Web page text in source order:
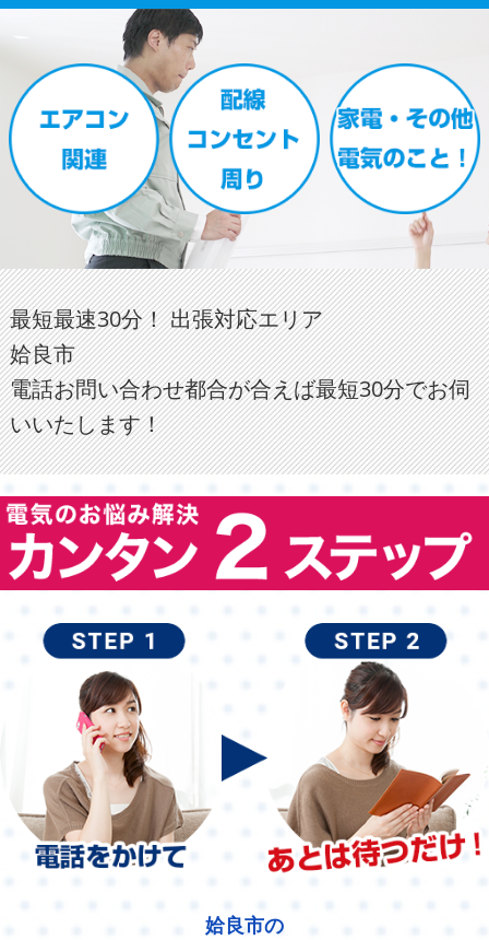
最短最速30分！ 出張対応エリア
姶良市
電話お問い合わせ都合が合えば最短30分でお伺
いいたします！
姶良市の